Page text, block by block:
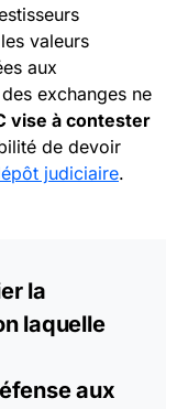
valeurs
aux
exchanges ne
vise à contester
de devoir
judiciaire.
la
laquelle
aux